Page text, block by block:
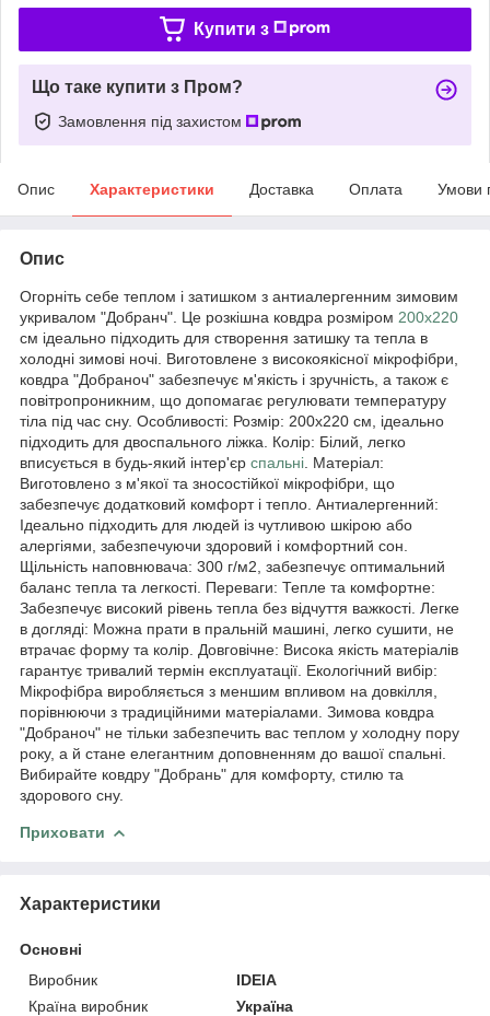
Купити з
Що таке купити з Пром?
Замовлення під захистом
Опис Характеристики Доставка Оплата Умови
Опис
Огорніть себе теплом і затишком з антиалергенним зимовим
укривалом "Добранч". Це розкішна ковдра розміром 200х220
см ідеально підходить для створення затишку та тепла в
холодні зимові ночі. Виготовлене з високоякісної мікрофібри,
ковдра "Добраноч" забезпечує м'якість і зручність, а також є
повітропроникним, що допомагає регулювати температуру
тіла під час сну. Особливості: Розмір: 200х220 см, ідеально
підходить для двоспального ліжка. Колір: Білий, легко
вписується в будь-який інтер'єр спальні . Матеріал:
Виготовлено з м'якої та зносостійкої мікрофібри, що
забезпечує додатковий комфорт і тепло. Антиалергенний:
Ідеально підходить для людей із чутливою шкірою або
алергіями, забезпечуючи здоровий і комфортний сон.
Щільність наповнювача: 300 г/м2, забезпечує оптимальний
баланс тепла та легкості. Переваги: Тепле та комфортне:
Забезпечує високий рівень тепла без відчуття важкості. Легке
в догляді: Можна прати в пральній машині, легко сушити, не
втрачає форму та колір. Довговічне: Висока якість матеріалів
гарантує тривалий термін експлуатації. Екологічний вибір:
Мікрофібра виробляється з меншим впливом на довкілля,
порівнюючи з традиційними матеріалами. Зимова ковдра
"Добраноч" не тільки забезпечить вас теплом у холодну пору
року, а й стане елегантним доповненням до вашої спальні.
Вибирайте ковдру "Добрань" для комфорту, стилю та
здорового сну.
Приховати
Характеристики
Основні
Виробник
IDEIA
Країна виробник
Україна